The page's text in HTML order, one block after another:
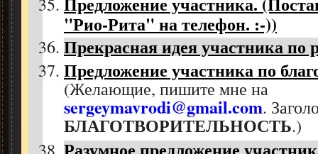
"Рио-Рита" на телефон. :-))
Прекрасная идея участника по
Предложение участника по
(Желающие, пишите мне на
sergeymavrodi@gmail.com.
БЛАГОТВОРИТЕЛЬНОСТЬ.)